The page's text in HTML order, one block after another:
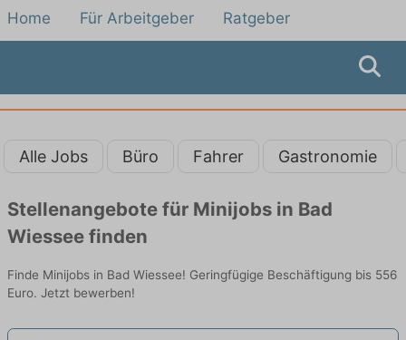
Home Für Arbeitgeber Ratgeber
Alle Jobs Büro Fahrer Gastronomie
Stellenangebote für Minijobs in Bad
Wiessee finden
Finde Minijobs in Bad Wiessee! Geringfügige Beschäftigung bis 556
Euro. Jetzt bewerben!